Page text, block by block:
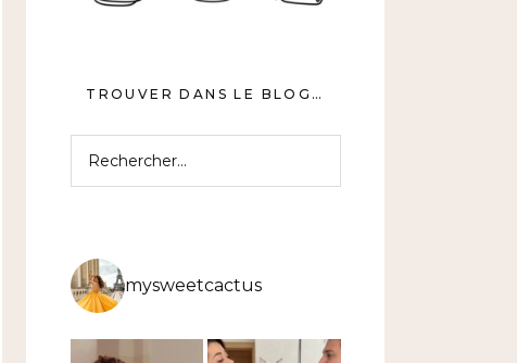
TROUVER DANS LE BLOG…
mysweetcactus